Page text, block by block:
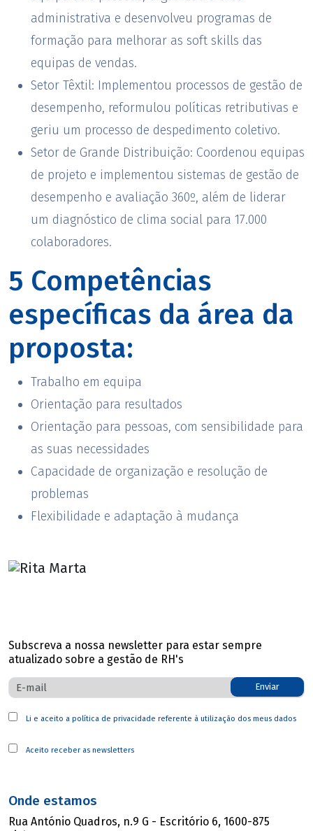
administrativa e desenvolveu programas de
formação para melhorar as soft skills das
equipas de vendas.
Setor Têxtil: Implementou processos de gestão de
desempenho, reformulou políticas retributivas e
geriu um processo de despedimento coletivo.
Setor de Grande Distribuição: Coordenou equipas
de projeto e implementou sistemas de gestão de
desempenho e avaliação 360º, além de liderar
um diagnóstico de clima social para 17.000
colaboradores.
5 Competências
específicas da área da
proposta:
Trabalho em equipa
Orientação para resultados
Orientação para pessoas, com sensibilidade para
as suas necessidades
Capacidade de organização e resolução de
problemas
Flexibilidade e adaptação à mudança
Subscreva a nossa newsletter para estar sempre
atualizado sobre a gestão de RH's
Enviar
Li e aceito a política de privacidade referente à utilização dos meus dados
Aceito receber as newsletters
Onde estamos
Rua António Quadros, n.9 G - Escritório 6, 1600-875